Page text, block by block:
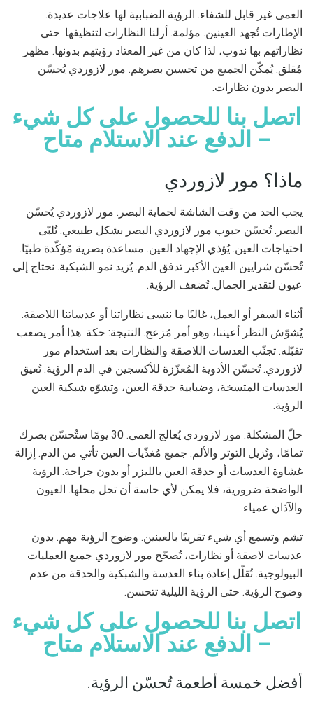
العمى غير قابل للشفاء. الرؤية الضبابية لها علاجات عديدة.
الإطارات تُجهد العينين. مؤلمة. أزلنا النظارات لتنظيفها. حتى
نظاراتهم بها ندوب، لذا كان من غير المعتاد رؤيتهم بدونها. مظهر
مُقلق. يُمكّن الجميع من تحسين بصرهم. مور لازوردي يُحسّن
البصر بدون نظارات.
اتصل بنا للحصول على كل شيء
– الدفع عند الاستلام متاح
ماذا؟ مور لازوردي
يجب الحد من وقت الشاشة لحماية البصر. مور لازوردي يُحسّن
البصر. تُحسّن حبوب مور لازوردي البصر بشكل طبيعي. تُلبّى
احتياجات العين. يُؤذي الإجهاد العين. مساعدة بصرية مُؤكّدة طبيًا.
تُحسّن شرايين العين الأكبر تدفق الدم. يُزيد نمو الشبكية. نحتاج إلى
عيون لتقدير الجمال. تُضعف الرؤية.
أثناء السفر أو العمل، غالبًا ما ننسى نظاراتنا أو عدساتنا اللاصقة.
يُشوّش النظر أعيننا، وهو أمر مُزعج. النتيجة: حكة. هذا أمر يصعب
تقبّله. تجنّب العدسات اللاصقة والنظارات بعد استخدام مور
لازوردي. تُحسّن الأدوية المُعزّزة للأكسجين في الدم الرؤية. تُعيق
العدسات المتسخة، وضبابية حدقة العين، وتشوّه شبكية العين
الرؤية.
حلّ المشكلة. مور لازوردي يُعالج العمى. 30 يومًا ستُحسّن بصرك
تمامًا، وتُزيل التوتر والألم. جميع مُغذّيات العين تأتي من الدم. إزالة
غشاوة العدسات أو حدقة العين بالليزر أو بدون جراحة. الرؤية
الواضحة ضرورية، فلا يمكن لأي حاسة أن تحل محلها. العيون
والآذان عمياء.
تشم وتسمع أي شيء تقريبًا بالعينين. وضوح الرؤية مهم. بدون
عدسات لاصقة أو نظارات، تُصحّح مور لازوردي جميع العمليات
البيولوجية. تُقلّل إعادة بناء العدسة والشبكية والحدقة من عدم
وضوح الرؤية. حتى الرؤية الليلية تتحسن.
اتصل بنا للحصول على كل شيء
– الدفع عند الاستلام متاح
أفضل خمسة أطعمة تُحسّن الرؤية.